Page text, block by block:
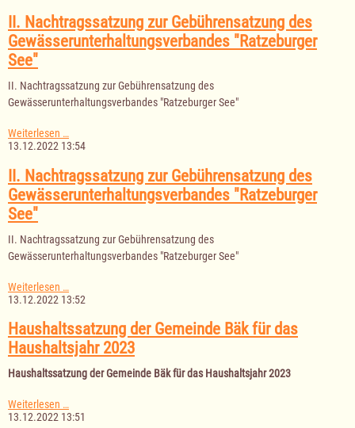
Einhaus
für
das
II. Nachtragssatzung zur Gebührensatzung des
Gewässerunterhaltungsverbandes "Ratzeburger
See"
II. Nachtragssatzung zur Gebührensatzung des
Gewässerunterhaltungsverbandes "Ratzeburger See"
Weiterlesen …
Nachtragssatzung
Gebührensatzung
des
Gewässerunterhaltungsverbandes
13.12.2022 13:54
II. Nachtragssatzung zur Gebührensatzung des
Gewässerunterhaltungsverbandes "Ratzeburger
See"
II. Nachtragssatzung zur Gebührensatzung des
Gewässerunterhaltungsverbandes "Ratzeburger See"
Weiterlesen …
Nachtragssatzung
Gebührensatzung
des
Gewässerunterhaltungsverbandes
See"
13.12.2022 13:52
Haushaltssatzung der Gemeinde Bäk für das
Haushaltsjahr 2023
Haushaltssatzung der Gemeinde Bäk für das Haushaltsjahr 2023
Weiterlesen …
der
13.12.2022 13:51